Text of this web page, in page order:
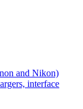
and Nikon)
interface